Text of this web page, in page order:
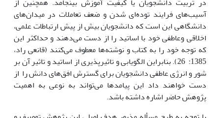
آسیب‌های فرایند توده‌ای شدن و ضعف تعاملات در میدان‌های
دانشگاهی این است که دانشجویان بیش از پیش ارتباطات علمی،
اخلاقی وعاطفی خود با اساتید را از دست می‌دهند و حداکثر این
که توجه خود را به کتاب و نوشته‌ها معطوف می‌کنند (قانعی راد،
1385: 26). بنابراین الگویابی و تاثیرپذیری از اساتید و تاثیر آن بر
شور و انرژی عاطفی دانشجویان برای گسترش افق‌های دانش را از
دست خواهند داد این پیامدها می‌تواند به نوعی به اهمیت
پژوهش حاضر اشاره داشته باشد.